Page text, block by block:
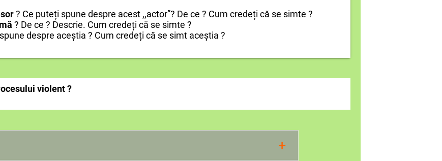
? Ce puteți spune despre acest ,,actor”? De ce ? Cum credeți că se simte ?
? De ce ? Descrie. Cum credeți că se simte ?
despre aceștia ? Cum credeți că se simt aceștia ?
violent ?
+